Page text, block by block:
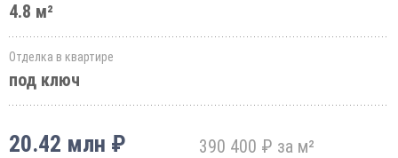
4.8 м²
Отделка в квартире
под ключ
20.42 млн ₽ 390 400 ₽ за м²